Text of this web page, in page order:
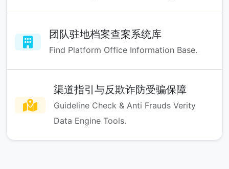
团队驻地档案查案系统库
Find Platform Office Information Base.
渠道指引与反欺诈防受骗保障
Guideline Check & Anti Frauds Verity
Data Engine Tools.